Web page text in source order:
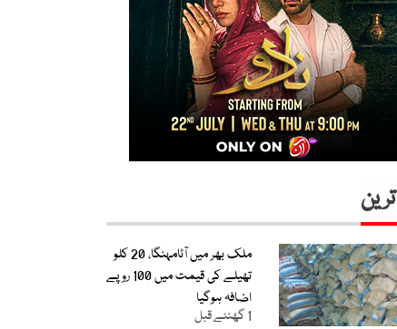
ملک بھر میں آٹامہنگا، 20 کلو
تھیلے کی قیمت میں 100 روپے
اضافہ ہوگیا
1 گھنٹے قبل